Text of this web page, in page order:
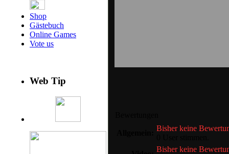
Shop
Gästebuch
Online Games
Vote us
Web Tip
Bisher keine
Bisher keine